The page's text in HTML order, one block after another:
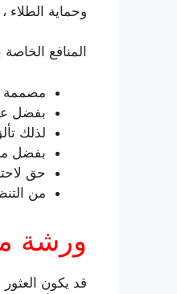
وحماية الطلاء
المنافع
مصممة
بفضل
لذلك
بفضل
حق
من
ورشة
قد يكون